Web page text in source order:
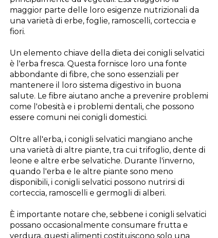
maggior parte delle loro esigenze nutrizionali da
una varietà di erbe, foglie, ramoscelli, corteccia e
fiori.
Un elemento chiave della dieta dei conigli selvatici
è l'erba fresca. Questa fornisce loro una fonte
abbondante di fibre, che sono essenziali per
mantenere il loro sistema digestivo in buona
salute. Le fibre aiutano anche a prevenire problemi
come l'obesità e i problemi dentali, che possono
essere comuni nei conigli domestici.
Oltre all'erba, i conigli selvatici mangiano anche
una varietà di altre piante, tra cui trifoglio, dente di
leone e altre erbe selvatiche. Durante l'inverno,
quando l'erba e le altre piante sono meno
disponibili, i conigli selvatici possono nutrirsi di
corteccia, ramoscelli e germogli di alberi.
È importante notare che, sebbene i conigli selvatici
possano occasionalmente consumare frutta e
verdura, questi alimenti costituiscono solo una